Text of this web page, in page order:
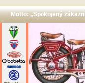
Motto: ,,Spokojený